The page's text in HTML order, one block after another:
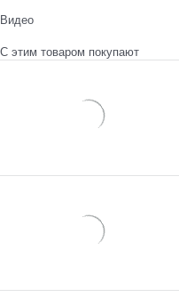
Видео
С этим товаром покупают